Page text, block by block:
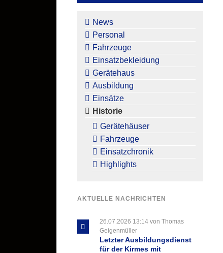
überspringen
News
Personal
Fahrzeuge
Einsatzbekleidung
Gerätehaus
Ausbildung
Einsätze
Historie
Gerätehäuser
Fahrzeuge
Einsatzchronik
Highlights
AKTUELLE NACHRICHTEN
26.07.2026 13:14 von Thomas
Geigenmüller
Letzter Ausbildungsdienst
für der Kirmes mit